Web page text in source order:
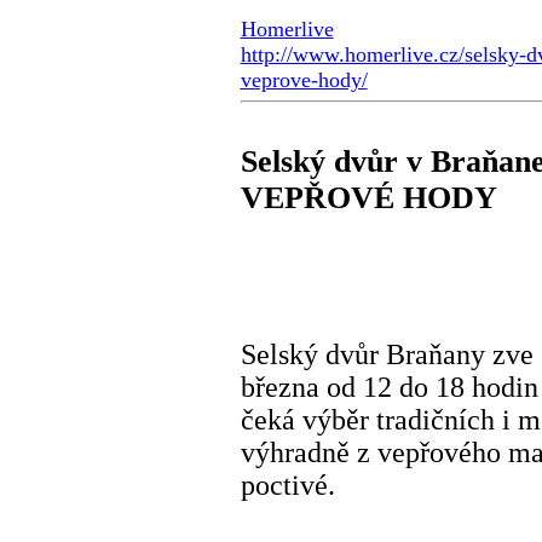
Homerlive
http://www.homerlive.cz/selsky-
veprove-hody/
Selský dvůr v
VEPŘOVÉ HODY
Selský dvůr Braňany
března od 12 do 18
čeká výběr tradičních i
výhradně z vepřového
poctivé.